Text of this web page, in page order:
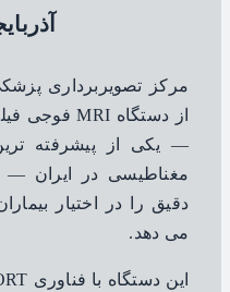
مرکز تصویربرداری
— یکی از پیشرفته
مغناطیسی در ایران —
دقیق را در اختیار
می دهد.